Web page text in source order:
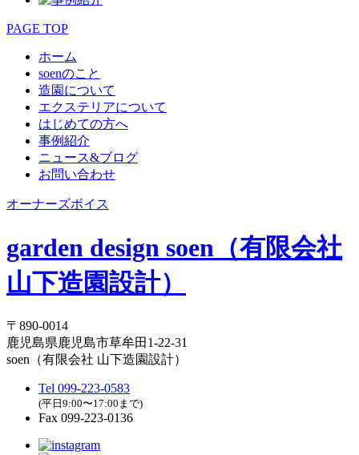
PAGE TOP
ホーム
soenのこと
造園について
エクステリアについて
はじめての方へ
事例紹介
ニュース&ブログ
お問い合わせ
オーナーズボイス
garden design soen（有限会社
山下造園設計）
〒890-0014
鹿児島県鹿児島市草牟田1-22-31
soen（有限会社 山下造園設計）
Tel 099-223-0583
(平日9:00〜17:00まで)
Fax 099-223-0136